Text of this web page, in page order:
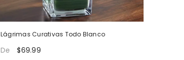
Lágrimas Curativas Todo Blanco
De $69.99